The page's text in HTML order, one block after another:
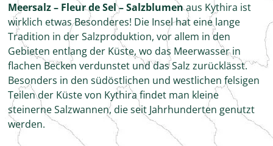
Meersalz – Fleur de Sel – Salzblumenaus Kythira ist
wirklich etwas Besonderes! Die Insel hat eine lange
Tradition in der Salzproduktion, vor allem in den
Gebieten entlang der Küste, wo das Meerwasser in
flachen Becken verdunstet und das Salz zurücklässt.
Besonders in den südöstlichen und westlichen felsigen
Teilen der Küste von Kythira findet man kleine
steinerne Salzwannen, die seit Jahrhunderten genutzt
werden.